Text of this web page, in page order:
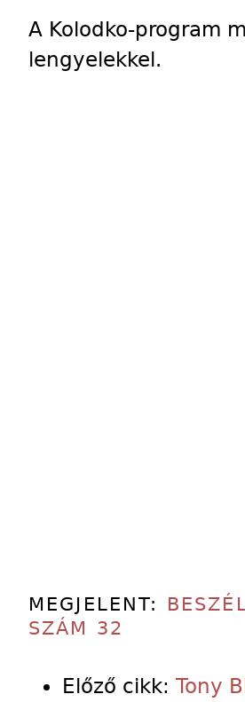
A Kolodko-program
lengyelekkel.
MEGJELENT:
SZÁM 32
Előző cikk: Tony